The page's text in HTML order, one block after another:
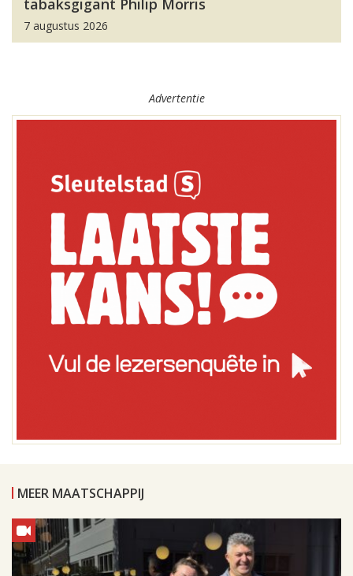
tabaksgigant Philip Morris
7 augustus 2026
Advertentie
MEER MAATSCHAPPIJ